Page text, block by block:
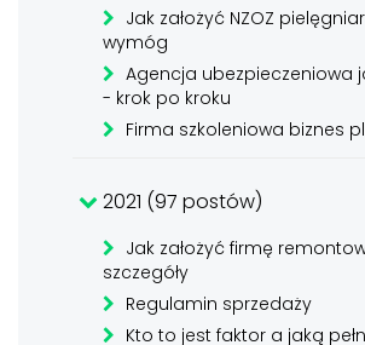
Jak założyć NZOZ
wymóg
Agencja ubezpieczeniowa
- krok po kroku
Firma szkoleniowa biznes
2021 (97 postów)
Jak założyć firmę
szczegóły
Regulamin sprzedaży
Kto to jest faktor a jaką